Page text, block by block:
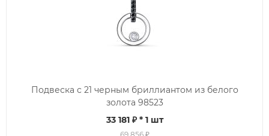
Подвеска с 21 черным бриллиантом из белого
золота 98523
33 181 ₽* 1 шт